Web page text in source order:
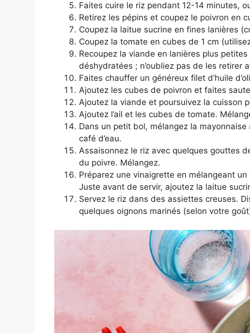
Faites cuire le riz pendant 12-14 minutes,
Retirez les pépins et coupez le poivron en
Coupez la laitue sucrine en fines lanières
Coupez la tomate en cubes de 1 cm
Recoupez la viande en lanières plus
déshydratées ; n’oubliez pas de les retirer
Faites chauffer un généreux filet d’huile
Ajoutez les cubes de poivron et faites
Ajoutez la viande et poursuivez la cuisson
Ajoutez l’ail et les cubes de tomate.
Dans un petit bol, mélangez la
café d’eau.
Assaisonnez le riz avec quelques gouttes
du poivre. Mélangez.
Préparez une vinaigrette en mélangeant
Juste avant de servir, ajoutez la laitue
Servez le riz dans des assiettes creuses.
quelques oignons marinés (selon votre